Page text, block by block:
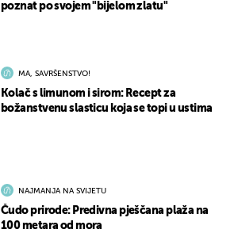
poznat po svojem "bijelom zlatu"
MA, SAVRŠENSTVO!
Kolač s limunom i sirom: Recept za
božanstvenu slasticu koja se topi u ustima
NAJMANJA NA SVIJETU
Čudo prirode: Predivna pješčana plaža na
100 metara od mora